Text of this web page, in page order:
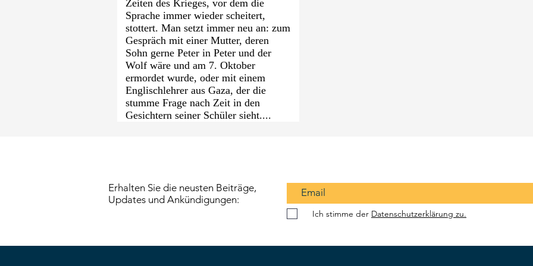
Zeiten des Krieges, vor dem die
Sprache immer wieder scheitert,
stottert. Man setzt immer neu an: zum
Gespräch mit einer ­Mutter, deren
Sohn gerne Peter in Peter und der
Wolf wäre und am 7. ­Oktober
ermordet wurde, oder mit einem
Englischlehrer aus Gaza, der die
stumme Frage nach Zeit in den
Gesichtern ­sei­ner Schüler sieht....
Erhalten Sie die neusten Beiträge,
Updates und Ankündigungen:
Ich stimme der Datenschutzerklärung zu.